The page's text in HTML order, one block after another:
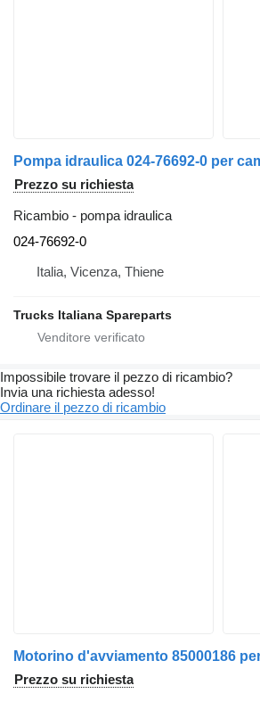
Pompa idraulica 024-76692-0 per
Prezzo su richiesta
Ricambio - pompa idraulica
024-76692-0
Italia, Vicenza, Thiene
Trucks Italiana Spareparts
Impossibile trovare il pezzo di ricambio?
Invia una richiesta adesso!
Ordinare il pezzo di ricambio
Prezzo su richiesta